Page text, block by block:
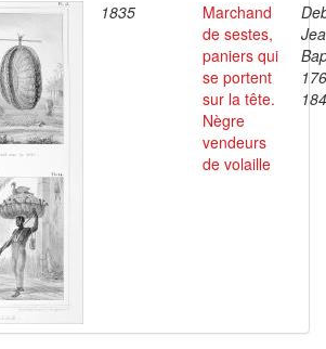
1835
Marchand
de sestes,
paniers qui
se portent
sur la tête.
Nègre
vendeurs
de volaille